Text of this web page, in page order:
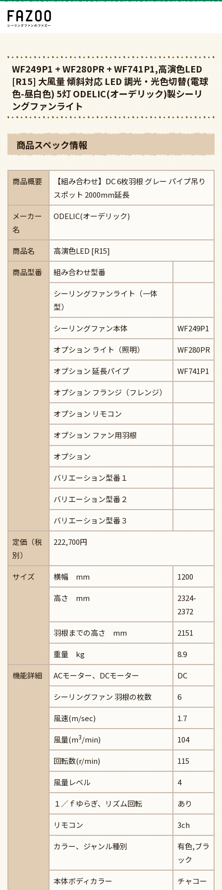
WF249P1 + WF280PR + WF741P1,高演色LED
[R15] 大風量 傾斜対応 LED 調光・光色切替(電球
色-昼白色) 5灯 ODELIC(オーデリック)製シーリ
ングファンライト
商品スペック情報
商品概要
【組み合わせ】DC 6枚羽根 グレー パイプ吊り
スポット 2000mm延長
メーカー
名
ODELIC(オーデリック)
商品名 高演色LED [R15]
商品型番 組み合わせ型番
シーリングファンライト（一体
型）
シーリングファン本体 WF249P1
オプション ライト（照明） WF280PR
オプション 延長パイプ WF741P1
オプション フランジ（フレンジ）
オプション リモコン
オプション ファン用羽根
オプション
バリエーション型番１
バリエーション型番２
バリエーション型番３
定価（税
別）
222,700円
サイズ 横幅 mm 1200
高さ mm
2324-
2372
羽根までの高さ mm 2151
重量 kg 8.9
機能詳細 ACモーター、DCモーター DC
シーリングファン 羽根の枚数 6
風速(m/sec) 1.7
風量(m3/min) 104
回転数(r/min) 115
風量レベル 4
１／ｆゆらぎ、リズム回転 あり
リモコン 3ch
カラー、ジャンル種別
有色,ブラ
ック
本体ボディカラー
チャコー